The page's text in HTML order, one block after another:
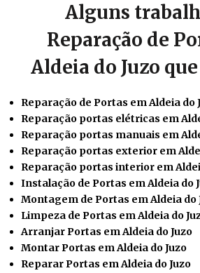
Alguns
Reparação de
Aldeia do Juzo
Reparação de Portas em Aldeia do
Reparação portas elétricas em
Reparação portas manuais em
Reparação portas exterior em
Reparação portas interior em
Instalação de Portas em Aldeia do
Montagem de Portas em Aldeia do
Limpeza de Portas em Aldeia do
Arranjar Portas em Aldeia do Juzo
Montar Portas em Aldeia do Juzo
RepararPortas em Aldeia do Juzo